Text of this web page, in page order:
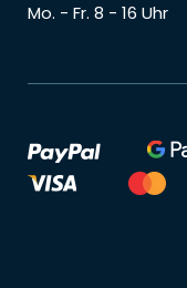
Mo. - Fr. 8 - 16 Uhr